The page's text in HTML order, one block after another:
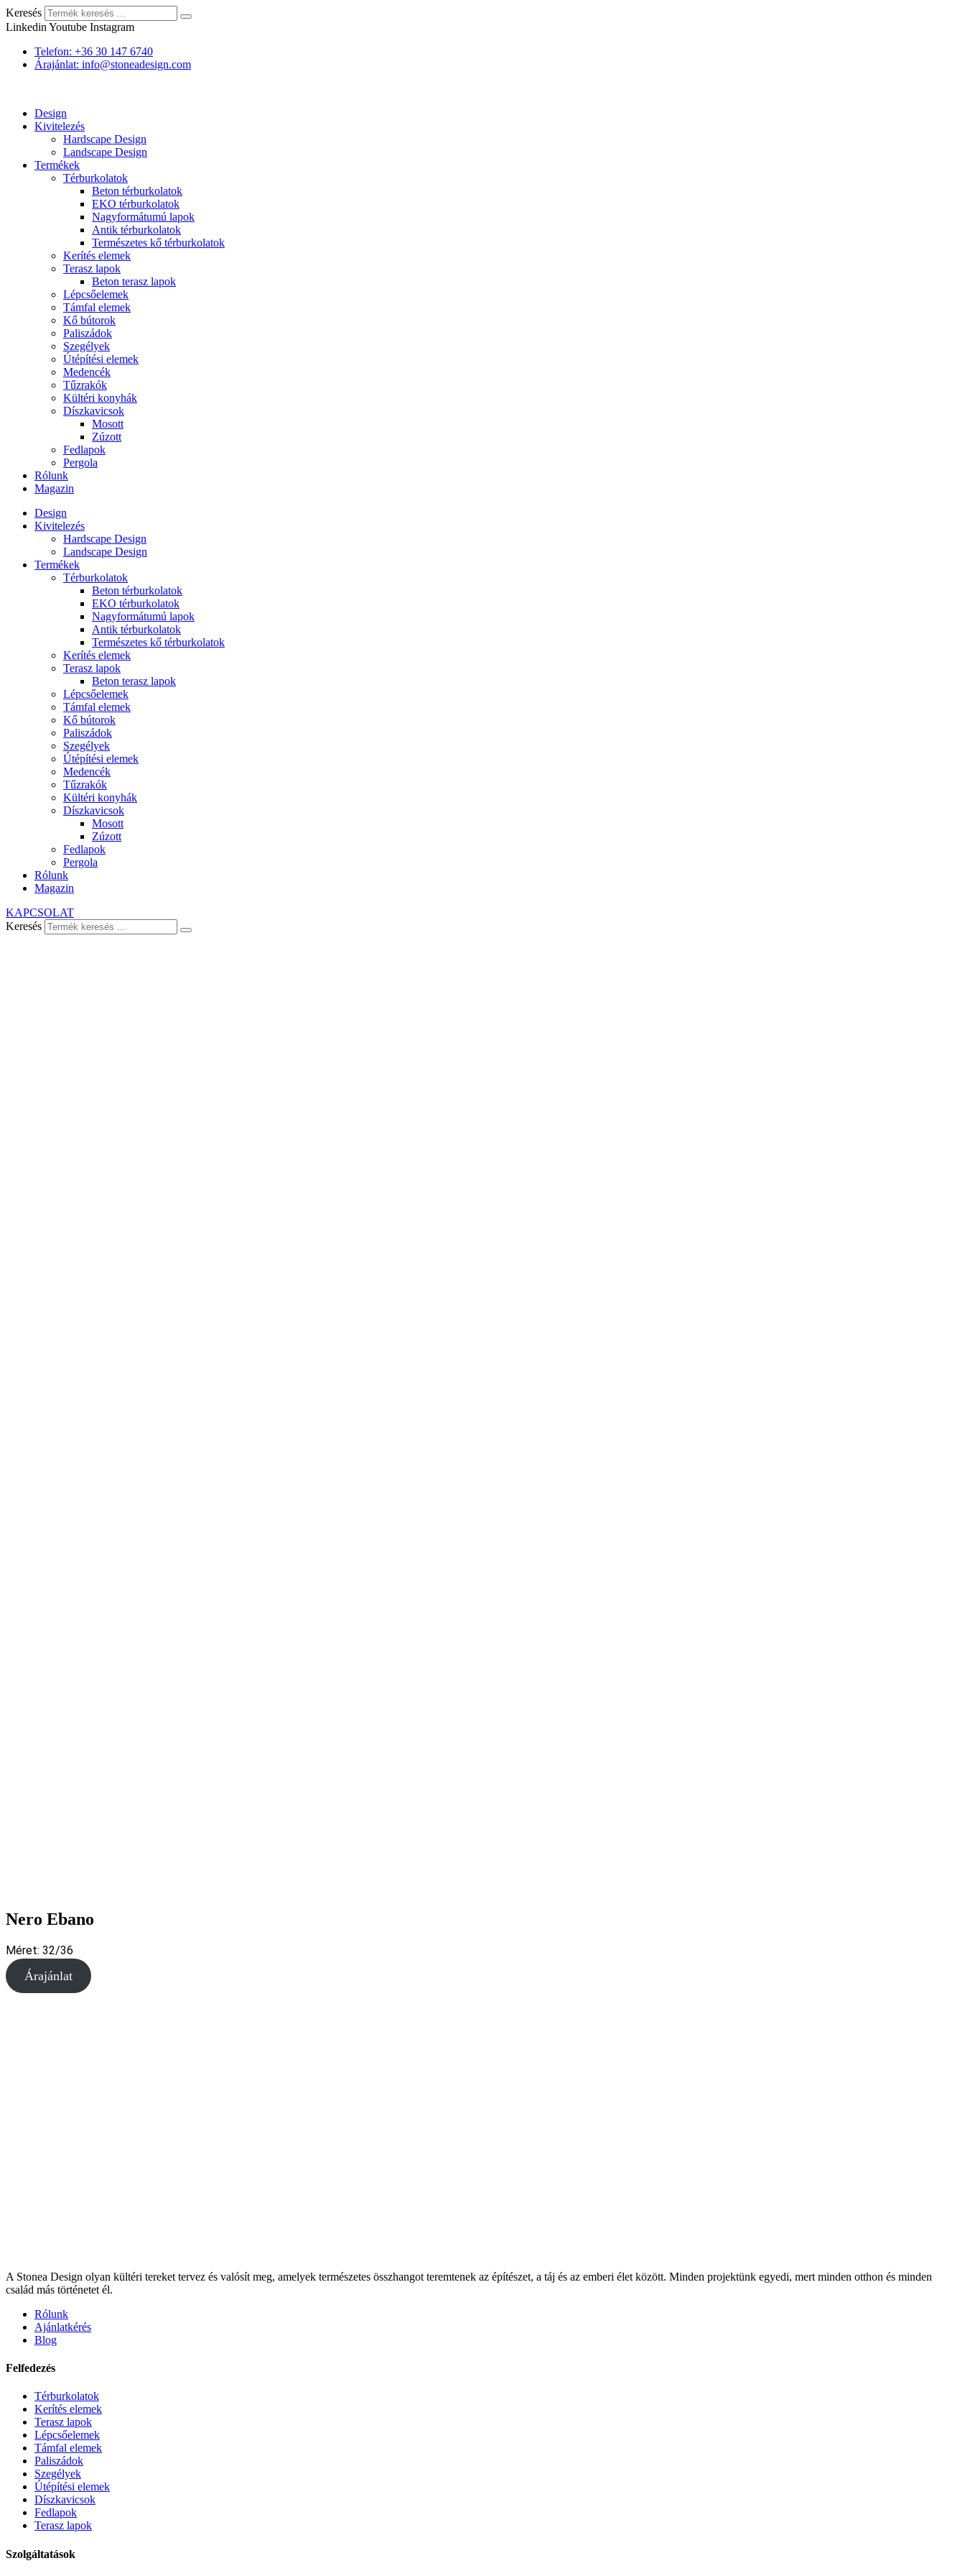
Keresés
Linkedin Youtube Instagram
Telefon: +36 30 147 6740
Árajánlat: info@stoneadesign.com
Design
Kivitelezés
Hardscape Design
Landscape Design
Termékek
Térburkolatok
Beton térburkolatok
EKO térburkolatok
Nagyformátumú lapok
Antik térburkolatok
Természetes kő térburkolatok
Kerítés elemek
Terasz lapok
Beton terasz lapok
Lépcsőelemek
Támfal elemek
Kő bútorok
Paliszádok
Szegélyek
Útépítési elemek
Medencék
Tűzrakók
Kültéri konyhák
Díszkavicsok
Mosott
Zúzott
Fedlapok
Pergola
Rólunk
Magazin
Design
Kivitelezés
Hardscape Design
Landscape Design
Termékek
Térburkolatok
Beton térburkolatok
EKO térburkolatok
Nagyformátumú lapok
Antik térburkolatok
Természetes kő térburkolatok
Kerítés elemek
Terasz lapok
Beton terasz lapok
Lépcsőelemek
Támfal elemek
Kő bútorok
Paliszádok
Szegélyek
Útépítési elemek
Medencék
Tűzrakók
Kültéri konyhák
Díszkavicsok
Mosott
Zúzott
Fedlapok
Pergola
Rólunk
Magazin
KAPCSOLAT
Keresés
Nero Ebano
Méret: 32/36
Árajánlat
A Stonea Design olyan kültéri tereket tervez és valósít meg, amelyek természetes összhangot teremtenek az építészet, a táj és az emberi élet között. Minden projektünk egyedi, mert minden otthon és minden
család más történetet él.
Rólunk
Ajánlatkérés
Blog
Felfedezés
Térburkolatok
Kerítés elemek
Terasz lapok
Lépcsőelemek
Támfal elemek
Paliszádok
Szegélyek
Útépítési elemek
Díszkavicsok
Fedlapok
Terasz lapok
Szolgáltatások